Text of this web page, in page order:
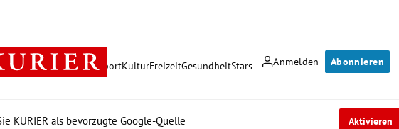
Anmelden Abonnieren
PolitikWirtschaft SportKulturFreizeitGesundheitStars
KURIER als bevorzugte Google-Quelle Aktivieren